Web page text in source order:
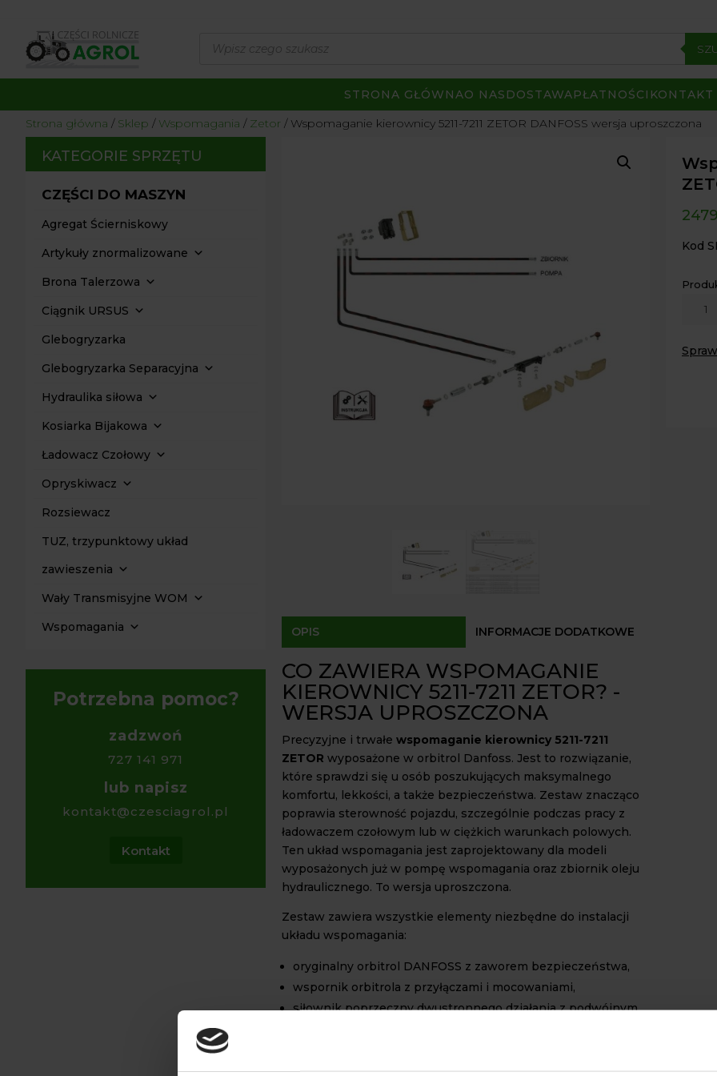
produktów
STRONA GŁÓWNAO NAS DOSTAWAPŁATNOŚCI KONTAKT
Strona główna / Sklep / Wspomagania / Zetor / Wspomaganie kierownicy 5211-7211 ZETOR DANFOSS wersja uproszczona
KATEGORIE SPRZĘTU
CZĘŚCI DO MASZYN
Agregat Ścierniskowy
Artykuły znormalizowane
Brona Talerzowa
Ciągnik URSUS
Glebogryzarka
Glebogryzarka Separacyjna
Hydraulika siłowa
Kosiarka Bijakowa
Ładowacz Czołowy
Opryskiwacz
Rozsiewacz
TUZ, trzypunktowy układ
zawieszenia
Wały Transmisyjne WOM
Wspomagania
Potrzebna pomoc?
zadzwoń
727 141 971
lub napisz
kontakt@czesciagrol.pl
Kontakt
OPIS INFORMACJE DODATKOWE
CO ZAWIERA WSPOMAGANIE
KIEROWNICY 5211-7211 ZETOR? -
WERSJA UPROSZCZONA
Precyzyjne i trwałe wspomaganie kierownicy 5211-7211
ZETOR wyposażone w orbitrol Danfoss. Jest to rozwiązanie,
które sprawdzi się u osób poszukujących maksymalnego
komfortu, lekkości, a także bezpieczeństwa. Zestaw znacząco
poprawia sterowność pojazdu, szczególnie podczas pracy z
ładowaczem czołowym lub w ciężkich warunkach polowych.
Ten układ wspomagania jest zaprojektowany dla modeli
wyposażonych już w pompę wspomagania oraz zbiornik oleju
hydraulicznego. To wersja uproszczona.
Zestaw zawiera wszystkie elementy niezbędne do instalacji
układu wspomagania:
oryginalny orbitrol DANFOSS z zaworem bezpieczeństwa,
wspornik orbitrola z przyłączami i mocowaniami,
siłownik poprzeczny dwustronnego działania z podwójnym
komplet przewodów hydraulicznych,
Kod
5211-